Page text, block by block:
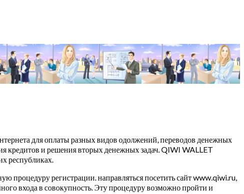
для оплаты разных видов одолжений, переводов денежных
кредитов и решения вторых денежных задач. QIWI WALLET
республиках.
регистрации. направляться посетить сайт www.qiwi.ru,
входа в совокупность. Эту процедуру возможно пройти и